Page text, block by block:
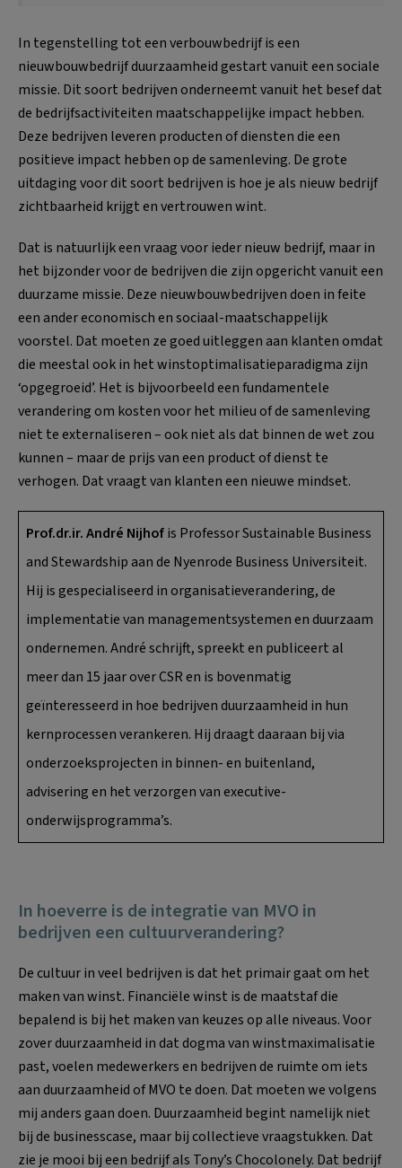
In tegenstelling tot een verbouwbedrijf is een
nieuwbouwbedrijf duurzaamheid gestart vanuit een sociale
missie. Dit soort bedrijven onderneemt vanuit het besef dat
de bedrijfsactiviteiten maatschappelijke impact hebben.
Deze bedrijven leveren producten of diensten die een
positieve impact hebben op de samenleving. De grote
uitdaging voor dit soort bedrijven is hoe je als nieuw bedrijf
zichtbaarheid krijgt en vertrouwen wint.
Dat is natuurlijk een vraag voor ieder nieuw bedrijf, maar in
het bijzonder voor de bedrijven die zijn opgericht vanuit een
duurzame missie. Deze nieuwbouwbedrijven doen in feite
een ander economisch en sociaal-maatschappelijk
voorstel. Dat moeten ze goed uitleggen aan klanten omdat
die meestal ook in het winstoptimalisatieparadigma zijn
‘opgegroeid’. Het is bijvoorbeeld een fundamentele
verandering om kosten voor het milieu of de samenleving
niet te externaliseren – ook niet als dat binnen de wet zou
kunnen – maar de prijs van een product of dienst te
verhogen. Dat vraagt van klanten een nieuwe mindset.
Prof.dr.ir. André Nijhofis Professor Sustainable Business
and Stewardship aan de Nyenrode Business Universiteit.
Hij is gespecialiseerd in organisatieverandering, de
implementatie van managementsystemen en duurzaam
ondernemen. André schrijft, spreekt en publiceert al
meer dan 15 jaar over CSR en is bovenmatig
geïnteresseerd in hoe bedrijven duurzaamheid in hun
kernprocessen verankeren. Hij draagt daaraan bij via
onderzoeksprojecten in binnen- en buitenland,
advisering en het verzorgen van executive-
onderwijsprogramma’s.
In hoeverre is de integratie van MVO in
bedrijven een cultuurverandering?
De cultuur in veel bedrijven is dat het primair gaat om het
maken van winst. Financiële winst is de maatstaf die
bepalend is bij het maken van keuzes op alle niveaus. Voor
zover duurzaamheid in dat dogma van winstmaximalisatie
past, voelen medewerkers en bedrijven de ruimte om iets
aan duurzaamheid of MVO te doen. Dat moeten we volgens
mij anders gaan doen. Duurzaamheid begint namelijk niet
bij de businesscase, maar bij collectieve vraagstukken. Dat
zie je mooi bij een bedrijf als Tony’s Chocolonely. Dat bedrijf